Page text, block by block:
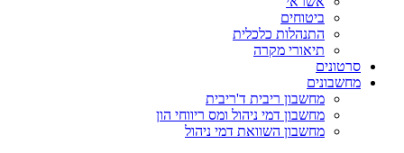
ביטוחים
התנהלות כלכלית
תיאורי מקרה
סרטונים
מחשבונים
מחשבון ריבית ד'ריבית
מחשבון דמי ניהול ומס ריווחי הון
מחשבון השוואת דמי ניהול